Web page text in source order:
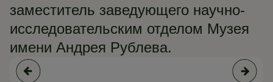
заместитель заведующего научно-
исследовательским отделом Музея
имени Андрея Рублева.